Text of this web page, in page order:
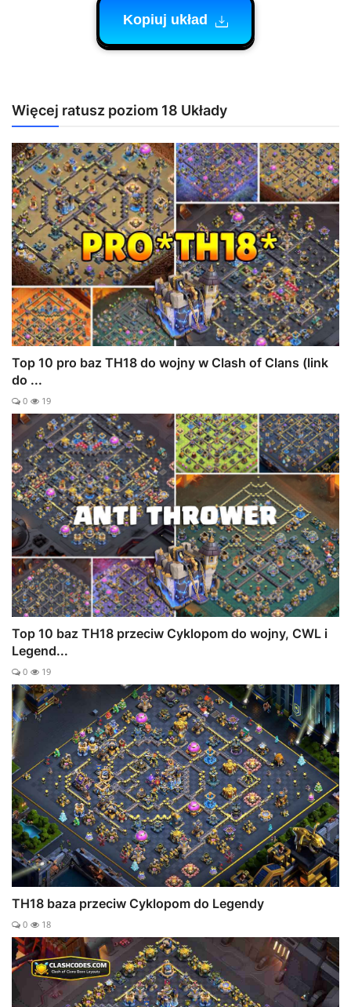
Kopiuj układ
Więcej ratusz poziom 18 Układy
Top 10 pro baz TH18 do wojny w Clash of Clans (link
do ...
0 19
Top 10 baz TH18 przeciw Cyklopom do wojny, CWL i
Legend...
0 19
TH18 baza przeciw Cyklopom do Legendy
0 18